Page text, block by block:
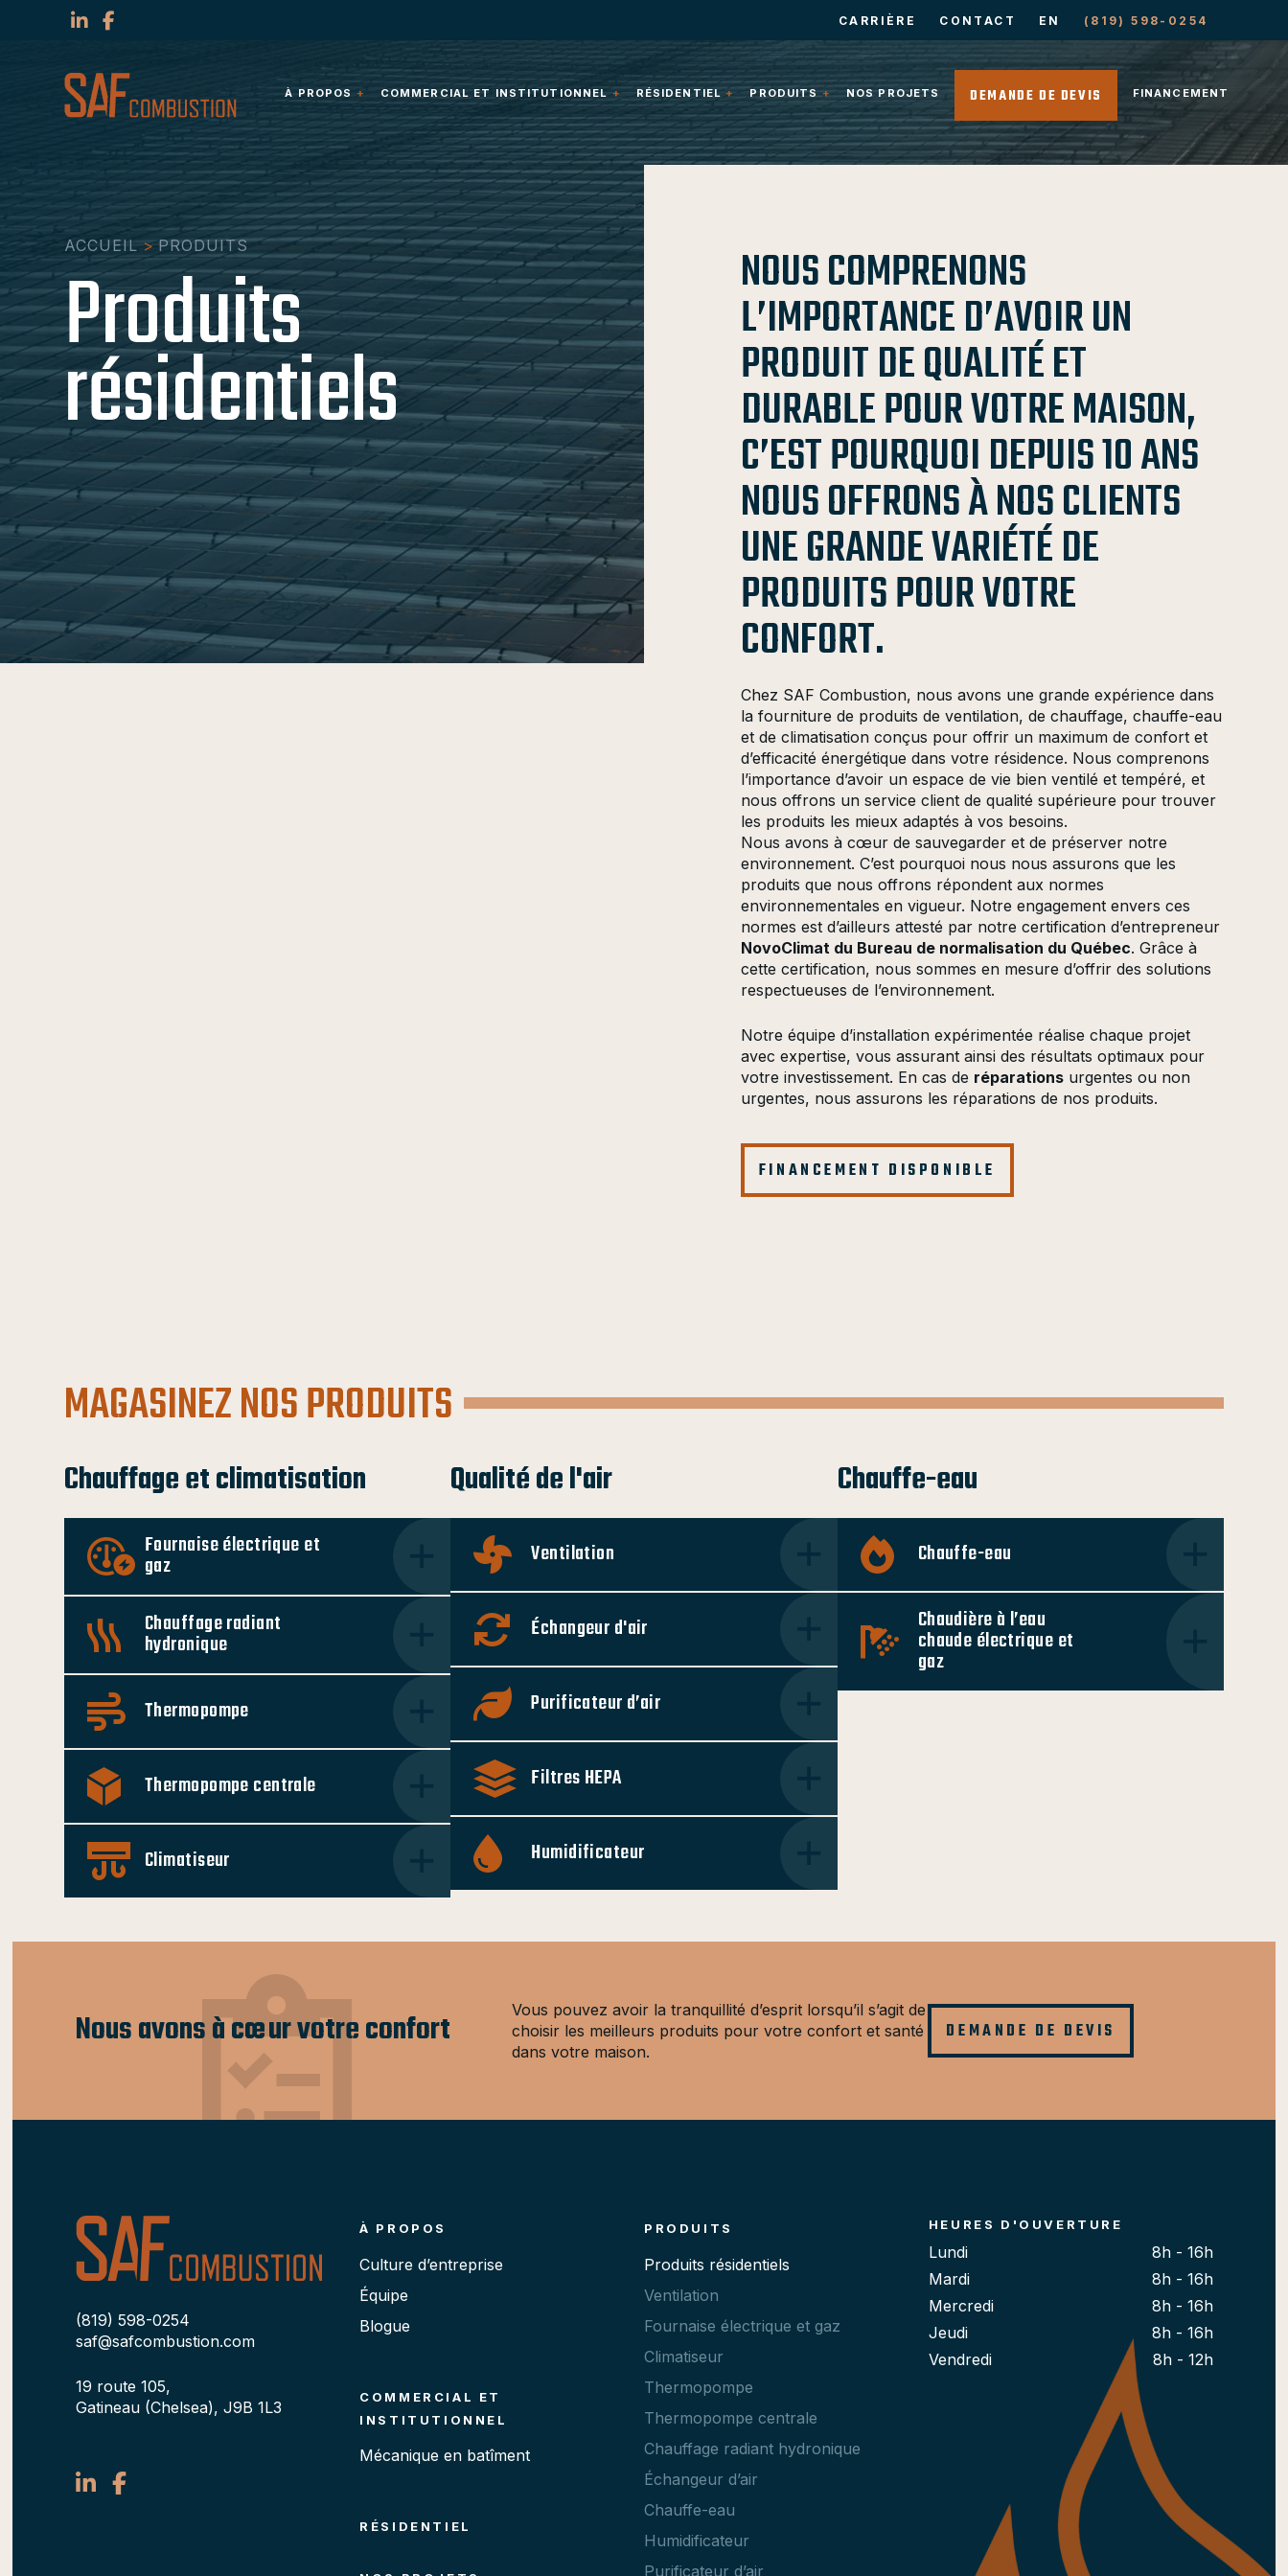
CARRIÈRE CONTACT EN (819) 598-0254
À PROPOS COMMERCIAL ET INSTITUTIONNEL RÉSIDENTIEL PRODUITS NOS PROJETS DEMANDE DE DEVIS FINANCEMENT
ACCUEIL >PRODUITS
Produits
résidentiels
NOUS COMPRENONS
L’IMPORTANCE D’AVOIR UN
PRODUIT DE QUALITÉ ET
DURABLE POUR VOTRE MAISON,
C’EST POURQUOI DEPUIS 10 ANS
NOUS OFFRONS À NOS CLIENTS
UNE GRANDE VARIÉTÉ DE
PRODUITS POUR VOTRE
CONFORT.
Chez SAF Combustion, nous avons une grande expérience dans
la fourniture de produits de ventilation, de chauffage, chauffe-eau
et de climatisation conçus pour offrir un maximum de confort et
d’efficacité énergétique dans votre résidence. Nous comprenons
l’importance d’avoir un espace de vie bien ventilé et tempéré, et
nous offrons un service client de qualité supérieure pour trouver
les produits les mieux adaptés à vos besoins.
Nous avons à cœur de sauvegarder et de préserver notre
environnement. C’est pourquoi nous nous assurons que les
produits que nous offrons répondent aux normes
environnementales en vigueur. Notre engagement envers ces
normes est d’ailleurs attesté par notre certification d’entrepreneur
NovoClimat du Bureau de normalisation du Québec. Grâce à
cette certification, nous sommes en mesure d’offrir des solutions
respectueuses de l’environnement.
Notre équipe d’installation expérimentée réalise chaque projet
avec expertise, vous assurant ainsi des résultats optimaux pour
votre investissement. En cas de réparationsurgentes ou non
urgentes, nous assurons les réparations de nos produits.
FINANCEMENT DISPONIBLE
MAGASINEZ NOS PRODUITS
Chauffage et climatisation
Fournaise électrique et
gaz
Chauffage radiant
hydronique
Thermopompe
Thermopompe centrale
Climatiseur
Qualité de l'air
Ventilation
Échangeur d'air
Purificateur d’air
Filtres HEPA
Humidificateur
Chauffe-eau
Chauffe-eau
Chaudière à l’eau
chaude électrique et
gaz
Nous avons à cœur votre confort
Vous pouvez avoir la tranquillité d’esprit lorsqu’il s’agit de
choisir les meilleurs produits pour votre confort et santé
dans votre maison.
DEMANDE DE DEVIS
(819) 598-0254
saf@safcombustion.com
19 route 105,
Gatineau (Chelsea), J9B 1L3
À PROPOS
Culture d’entreprise
Équipe
Blogue
COMMERCIAL ET
INSTITUTIONNEL
Mécanique en batîment
RÉSIDENTIEL
PRODUITS
Produits résidentiels
Ventilation
Fournaise électrique et gaz
Climatiseur
Thermopompe
Thermopompe centrale
Chauffage radiant hydronique
Échangeur d’air
Chauffe-eau
Humidificateur
Purificateur d’air
HEURES D'OUVERTURE
Lundi
8h - 16h
Mardi
8h - 16h
Mercredi
8h - 16h
Jeudi
8h - 16h
Vendredi
8h - 12h